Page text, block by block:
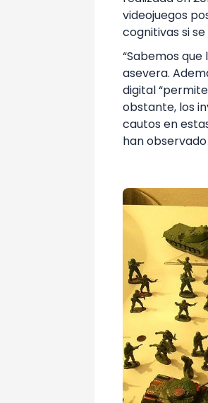
videojuegos
cognitivas si
“Sabemos
asevera.
digital
obstante, los
cautos en
han